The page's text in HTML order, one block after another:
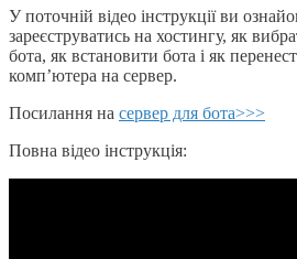
У поточній відео інструкції ви
зареєструватись на хостингу, як
бота, як встановити бота і як
комп’ютера на сервер.
Посилання на сервер для бота>>>
Повна відео інструкція: